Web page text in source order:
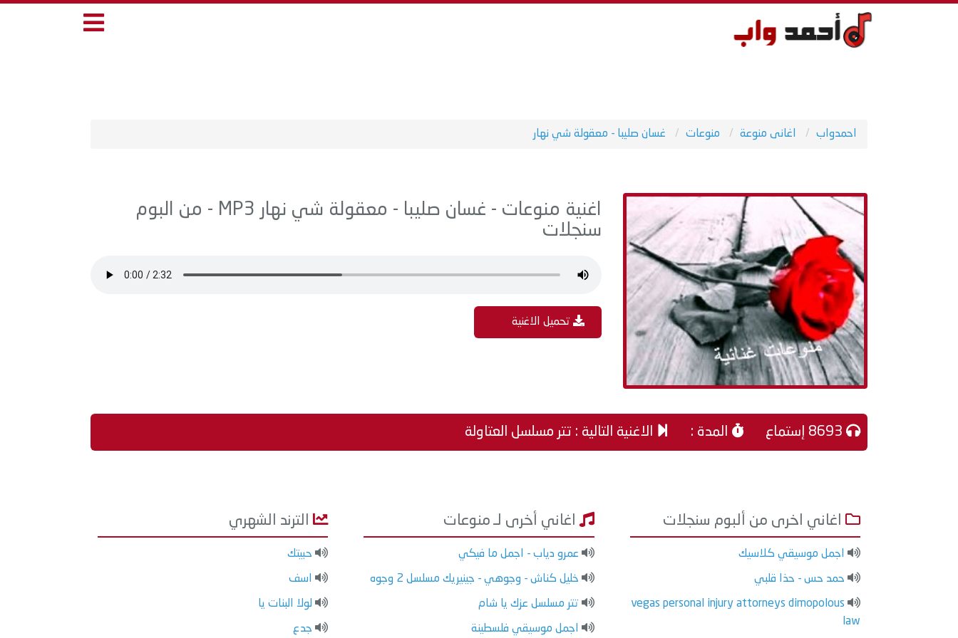
احمدواب اغانى منوعة منوعات غسان صليبا - معقولة شي نهار
اغنية منوعات - غسان صليبا - معقولة شي نهار MP3 - من البوم
سنجلات
تحميل الاغنية
المدة : الاغنية التالية : تتر مسلسل العتاولة
اغاني اخرى من ألبوم سنجلات
اجمل موسيقي كلاسيك
حمد حس - حذا قلبي
vegas personal injury attorneys dimopolous
law
اغاني أخرى لـ منوعات
عمرو دياب - اجمل ما فيكي
خليل كناش - وجوهي - جينيريك مسلسل 2 وجوه
تتر مسلسل عزك يا شام
اجمل موسيقي فلسطينة
الترند الشهري
حبيتك
اسف
لولا البنات يا
جدع